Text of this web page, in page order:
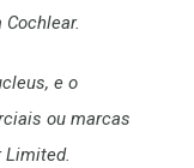
e o
ou marcas
Limited.